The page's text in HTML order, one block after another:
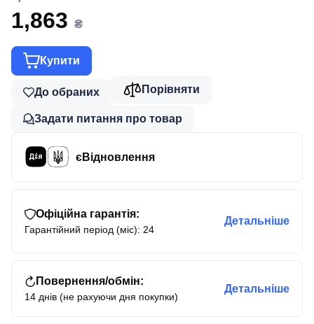
1,863 ₴
Купити
До обраних Порівняти
Задати питання про товар
єВідновлення
Офіційна гарантія:
Гарантійний період (міс): 24
Детальніше
Повернення/обмін:
14 днів (не рахуючи дня покупки)
Детальніше